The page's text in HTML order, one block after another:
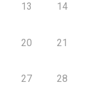
13 14
20 21
27 28